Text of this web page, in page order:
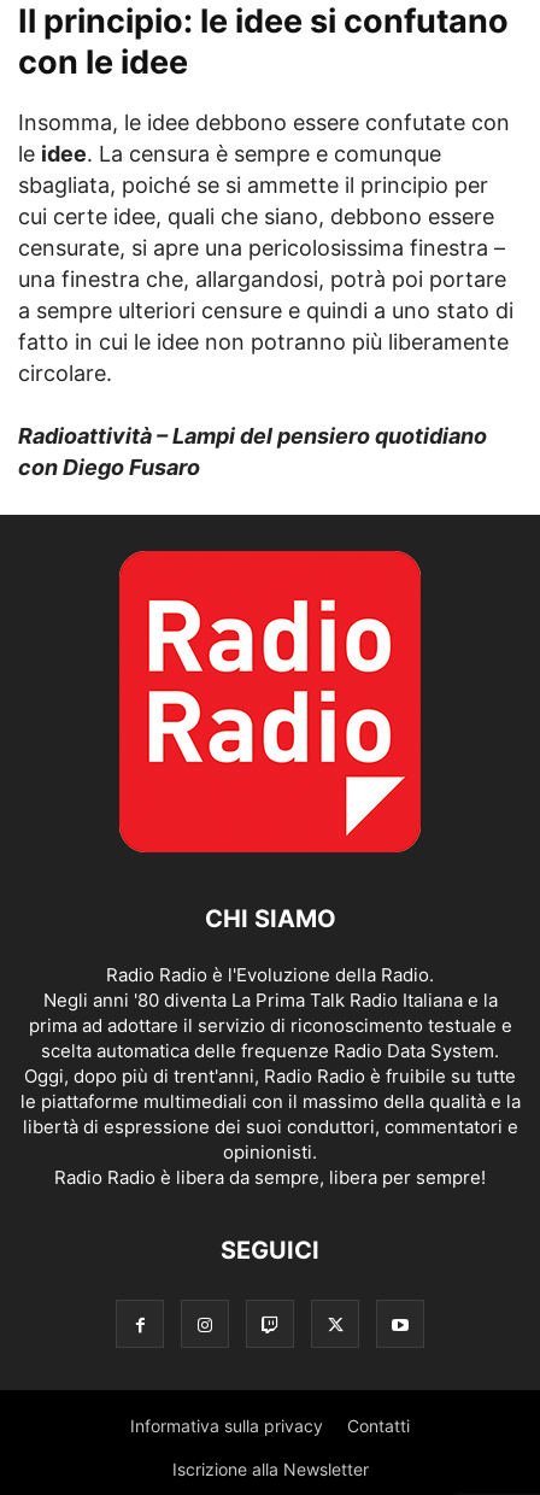
Il principio: le idee si confutano
con le idee
Insomma, le idee debbono essere confutate con
le idee. La censura è sempre e comunque
sbagliata, poiché se si ammette il principio per
cui certe idee, quali che siano, debbono essere
censurate, si apre una pericolosissima finestra –
una finestra che, allargandosi, potrà poi portare
a sempre ulteriori censure e quindi a uno stato di
fatto in cui le idee non potranno più liberamente
circolare.
Radioattività – Lampi del pensiero quotidiano
con Diego Fusaro
CHI SIAMO
Radio Radio è l'Evoluzione della Radio.
Negli anni '80 diventa La Prima Talk Radio Italiana e la
prima ad adottare il servizio di riconoscimento testuale e
scelta automatica delle frequenze Radio Data System.
Oggi, dopo più di trent'anni, Radio Radio è fruibile su tutte
le piattaforme multimediali con il massimo della qualità e la
libertà di espressione dei suoi conduttori, commentatori e
opinionisti.
Radio Radio è libera da sempre, libera per sempre!
SEGUICI
Informativa sulla privacy Contatti
Iscrizione alla Newsletter